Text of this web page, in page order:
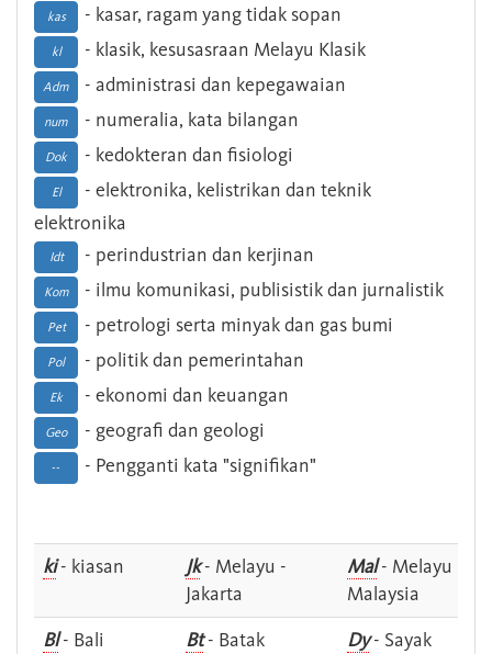
kas - kasar, ragam yang tidak sopan
kl - klasik, kesusasraan Melayu Klasik
Adm - administrasi dan kepegawaian
num - numeralia, kata bilangan
Dok - kedokteran dan fisiologi
El
- elektronika, kelistrikan dan teknik
elektronika
Idt - perindustrian dan kerjinan
Kom - ilmu komunikasi, publisistik dan jurnalistik
Pet - petrologi serta minyak dan gas bumi
Pol - politik dan pemerintahan
Ek - ekonomi dan keuangan
Geo - geografi dan geologi
-- - Pengganti kata "signifikan"
ki- kiasan Jk- Melayu -
Jakarta
Mal- Melayu -
Malaysia
Bl- Bali Bt- Batak Dy- Sayak